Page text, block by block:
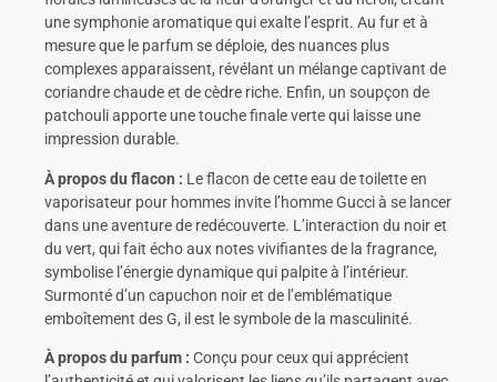
une symphonie aromatique qui exalte l’esprit. Au fur et à
mesure que le parfum se déploie, des nuances plus
complexes apparaissent, révélant un mélange captivant de
coriandre chaude et de cèdre riche. Enfin, un soupçon de
patchouli apporte une touche finale verte qui laisse une
impression durable.
À propos du flacon : Le flacon de cette eau de toilette en
vaporisateur pour hommes invite l’homme Gucci à se lancer
dans une aventure de redécouverte. L’interaction du noir et
du vert, qui fait écho aux notes vivifiantes de la fragrance,
symbolise l’énergie dynamique qui palpite à l’intérieur.
Surmonté d’un capuchon noir et de l’emblématique
emboîtement des G, il est le symbole de la masculinité.
À propos du parfum : Conçu pour ceux qui apprécient